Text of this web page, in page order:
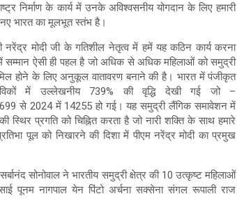
निर्माण के कार्य में उनके अविश्वसनीय योगदान के लिए हमारी
नए भारत का मूलभूत स्तंभ है।
नरेंद्र मोदी जी के गतिशील नेतृत्व में हमें यह कठिन कार्य करना
सम्मान ऐसी ही पहल है जो अधिक से अधिक महिलाओं को समुद्री
होने के लिए अनुकूल वातावरण बनाने की है। भारत में पंजीकृत
में उल्लेखनीय 739% की वृद्धि देखी गई जो –
से 2024 में 14255 हो गई। यह समुद्री लैंगिक समावेशन में
स्थिर प्रगति को चिह्नित करता है जो नारी शक्ति के साथ हमारे
पूल को निखारने की दिशा में पीएम नरेंद्र मोदी का प्रमुख
सोनोवाल ने भारतीय समुद्री क्षेत्र की 10 उत्कृष्ट महिलाओं
पूनम नागपाल येन पिंटो अर्चना सक्सेना संगल रूपाली राज